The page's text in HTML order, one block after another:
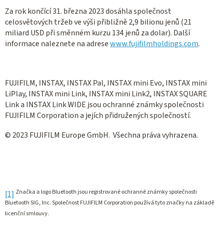
Za rok končící 31. března 2023 dosáhla společnost
celosvětových tržeb ve výši přibližně 2,9 bilionu jenů (21
miliard USD při směnném kurzu 134 jenů za dolar). Další
informace naleznete na adresewww.fujifilmholdings.com.
FUJIFILM, INSTAX, INSTAX Pal, INSTAX mini Evo, INSTAX mini
LiPlay, INSTAX mini Link, INSTAX mini Link2, INSTAX SQUARE
Link a INSTAX Link WIDE jsou ochranné známky společnosti
FUJIFILM Corporation a jejích přidružených společností.
© 2023 FUJIFILM Europe GmbH. Všechna práva vyhrazena.
[1] Značka a logo Bluetooth jsou registrované ochranné známky společnosti
Bluetooth SIG, Inc. Společnost FUJIFILM Corporation používá tyto značky na základě
licenční smlouvy.